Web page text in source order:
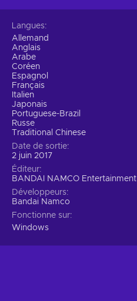
Langues
Allemand
Anglais
Arabe
Coréen
Espagnol
Français
Italien
Japonais
Portuguese-Brazil
Russe
Traditional Chinese
Date de sortie
2 juin 2017
Éditeur
BANDAI NAMCO Entertainment
Développeurs
Bandai Namco
Fonctionne sur
Windows